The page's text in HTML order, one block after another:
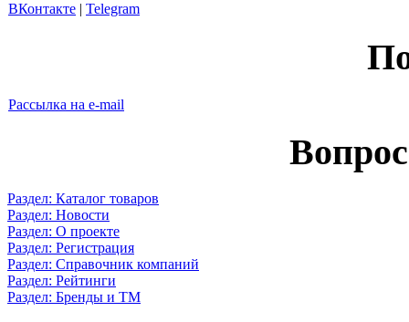
ВКонтакте | Telegram
Рассылка на e-mail
Раздел: Каталог товаров
Раздел: Новости
Раздел: О проекте
Раздел: Регистрация
Раздел: Справочник компаний
Раздел: Рейтинги
Раздел: Бренды и ТМ